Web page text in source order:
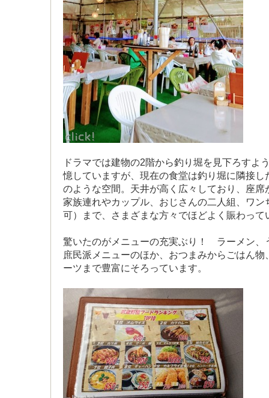
ドラマでは建物の2階から釣り堀を見下ろすよ
憶していますが、現在の食堂は釣り堀に隣接し
のような空間。天井が高く広々しており、座席
家族連れやカップル、おじさんの二人組、ワン
可）まで、さまざまな方々でほどよく賑わって
驚いたのがメニューの充実ぶり！ ラーメン、
庶民派メニューのほか、おつまみからごはん物
ーツまで豊富にそろっています。